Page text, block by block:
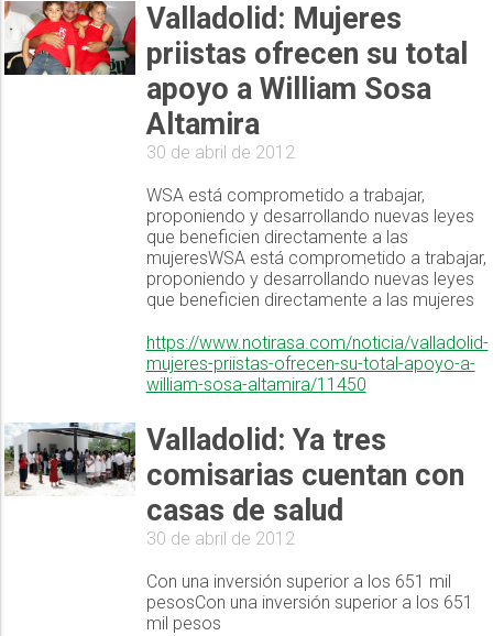
Valladolid: Mujeres
priistas ofrecen su total
apoyo a William Sosa
Altamira
30 de abril de 2012
WSA está comprometido a trabajar,
proponiendo y desarrollando nuevas leyes
que beneficien directamente a las
mujeresWSA está comprometido a trabajar,
proponiendo y desarrollando nuevas leyes
que beneficien directamente a las mujeres
https://www.notirasa.com/noticia/valladolid-
mujeres-priistas-ofrecen-su-total-apoyo-a-
william-sosa-altamira/11450
Valladolid: Ya tres
comisarias cuentan con
casas de salud
30 de abril de 2012
Con una inversión superior a los 651 mil
pesosCon una inversión superior a los 651
mil pesos